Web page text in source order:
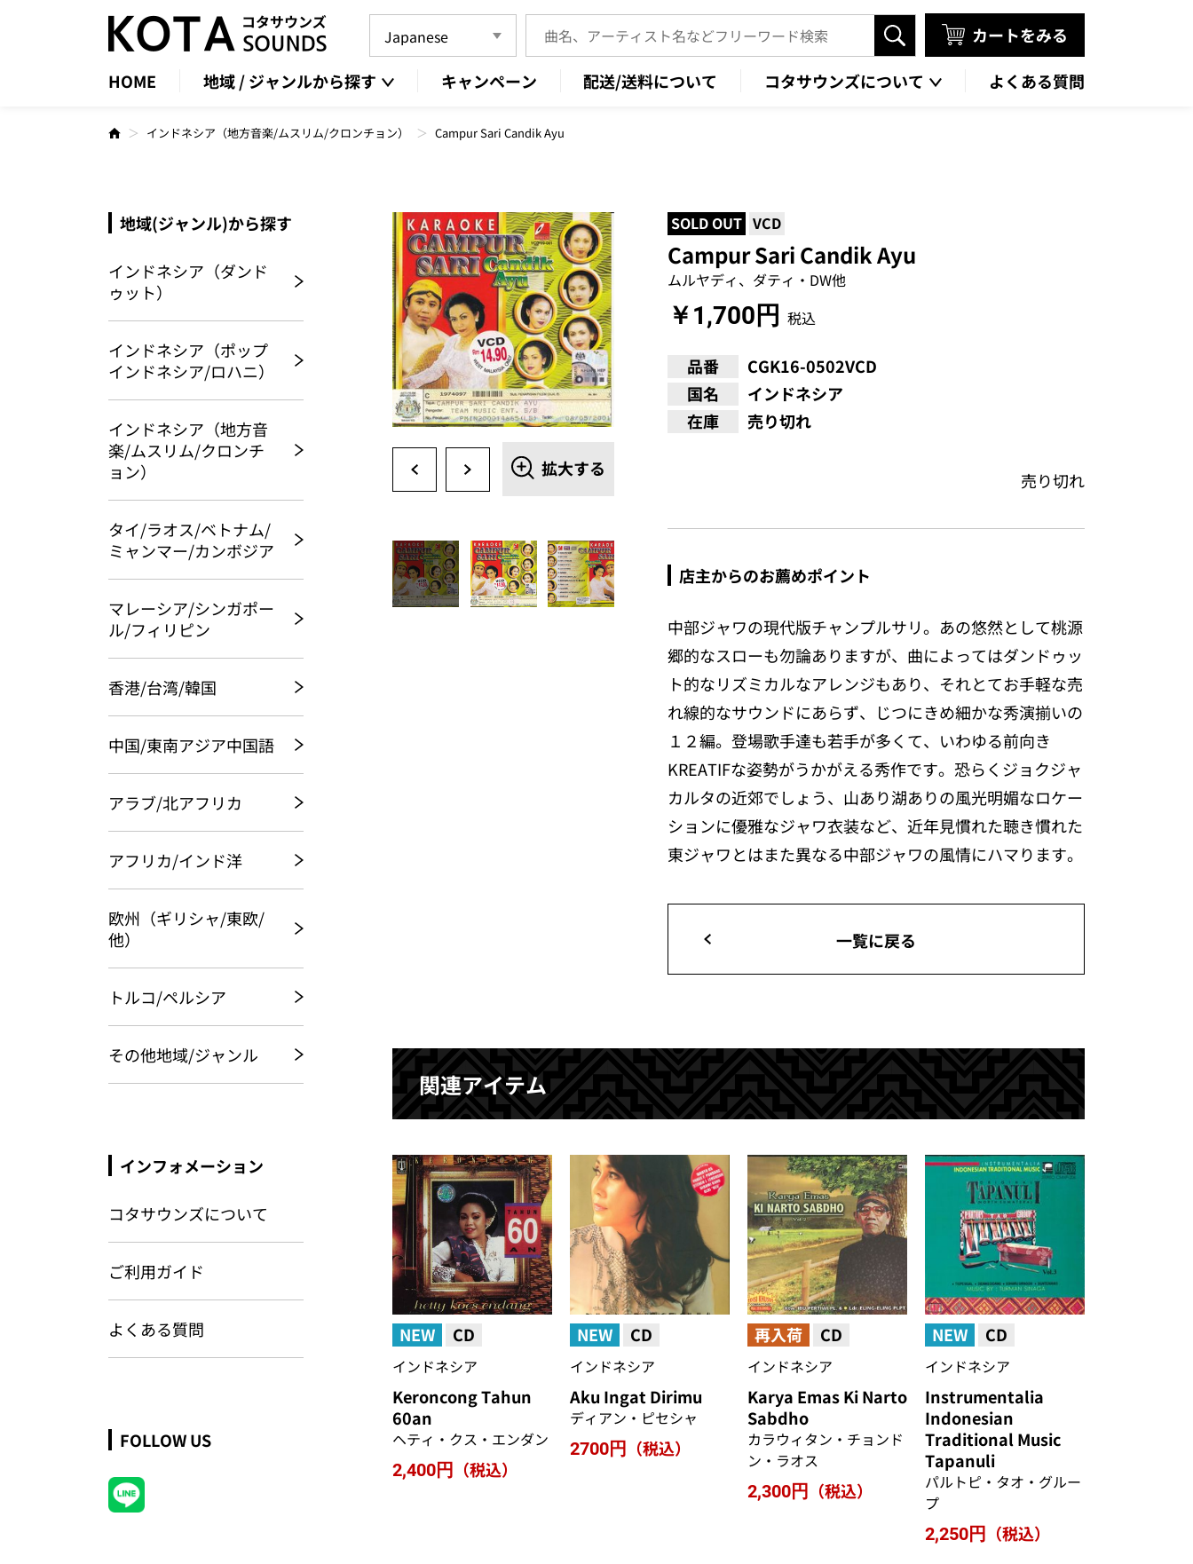
カートをみる
HOME
地域 / ジャンルから探す キャンペーン 配送/送料について コタサウンズについて よくある質問
インドネシア（地方音楽/ムスリム/クロンチョン） Campur Sari Candik Ayu
地域(ジャンル)から探す
インドネシア（ダンド
ゥット）
インドネシア（ポップ
インドネシア/ロハニ）
インドネシア（地方音
楽/ムスリム/クロンチ
ョン）
タイ/ラオス/ベトナム/
ミャンマー/カンボジア
マレーシア/シンガポー
ル/フィリピン
香港/台湾/韓国
中国/東南アジア中国語
アラブ/北アフリカ
アフリカ/インド洋
欧州（ギリシャ/東欧/
他）
トルコ/ペルシア
その他地域/ジャンル
インフォメーション
コタサウンズについて
ご利用ガイド
よくある質問
FOLLOW US
拡大する
SOLD OUT VCD
Campur Sari Candik Ayu
ムルヤディ、ダティ・DW他
￥1,700円 税込
品番
CGK16-0502VCD
国名
インドネシア
在庫
売り切れ
売り切れ
店主からのお薦めポイント
中部ジャワの現代版チャンプルサリ。あの悠然として桃源
郷的なスローも勿論ありますが、曲によってはダンドゥッ
ト的なリズミカルなアレンジもあり、それとてお手軽な売
れ線的なサウンドにあらず、じつにきめ細かな秀演揃いの
１２編。登場歌手達も若手が多くて、いわゆる前向き
KREATIFな姿勢がうかがえる秀作です。恐らくジョクジャ
カルタの近郊でしょう、山あり湖ありの風光明媚なロケー
ションに優雅なジャワ衣装など、近年見慣れた聴き慣れた
東ジャワとはまた異なる中部ジャワの風情にハマります。
一覧に戻る
関連アイテム
NEW CD
インドネシア
Keroncong Tahun
60an
ヘティ・クス・エンダン
2,400円
（税込）
NEW CD
インドネシア
Aku Ingat Dirimu
ディアン・ピセシャ
2700円
（税込）
再入荷 CD
インドネシア
Karya Emas Ki Narto
Sabdho
カラウィタン・チョンド
ン・ラオス
2,300円
（税込）
NEW CD
インドネシア
Instrumentalia
Indonesian
Traditional Music
Tapanuli
パルトピ・タオ・グルー
プ
2,250円
（税込）